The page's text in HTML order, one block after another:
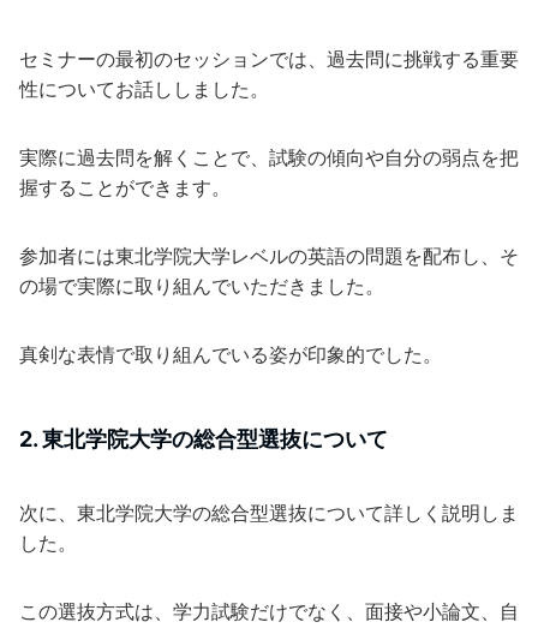
セミナーの最初のセッションでは、過去問に挑戦する重要
性についてお話ししました。
実際に過去問を解くことで、試験の傾向や自分の弱点を把
握することができます。
参加者には東北学院大学レベルの英語の問題を配布し、そ
の場で実際に取り組んでいただきました。
真剣な表情で取り組んでいる姿が印象的でした。
2. 東北学院大学の総合型選抜について
次に、東北学院大学の総合型選抜について詳しく説明しま
した。
この選抜方式は、学力試験だけでなく、面接や小論文、自